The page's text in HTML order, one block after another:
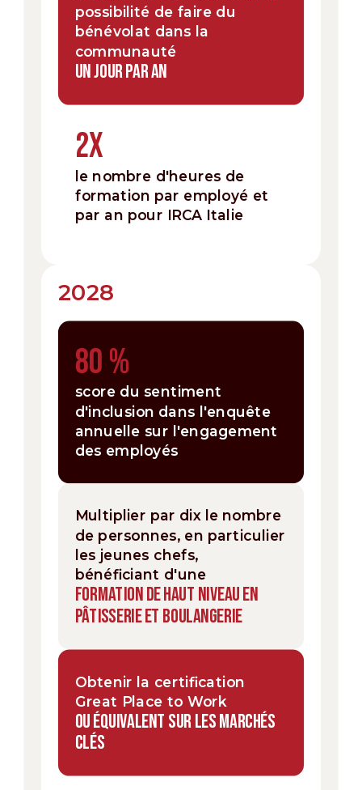
possibilité de faire du
bénévolat dans la
communauté
UN JOUR PAR AN
2x
le nombre d'heures de
formation par employé et
par an pour IRCA Italie
2028
80 %
score du sentiment
d'inclusion dans l'enquête
annuelle sur l'engagement
des employés
Multiplier par dix le nombre
de personnes, en particulier
les jeunes chefs,
bénéficiant d'une
FORMATION DE HAUT NIVEAU EN
PÂTISSERIE ET BOULANGERIE
Obtenir la certification
Great Place to Work
OU ÉQUIVALENT SUR LES MARCHÉS
CLÉS